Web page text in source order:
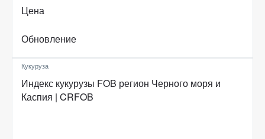
Цена
Обновление
Кукуруза
Индекс кукурузы FOB регион Черного моря и
Каспия | CRFOB